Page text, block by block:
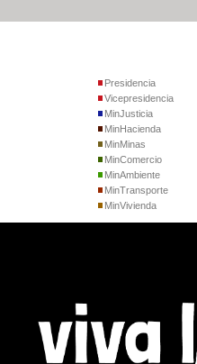
Presidencia
Vicepresidencia
MinJusticia
MinHacienda
MinMinas
MinComercio
MinAmbiente
MinTransporte
MinVivienda